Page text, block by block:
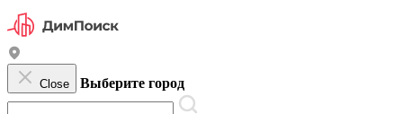
Close Выберите город